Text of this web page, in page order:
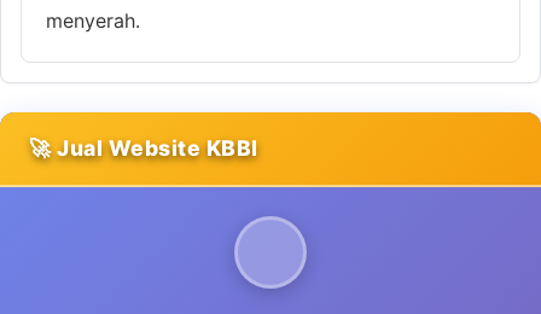
menyerah.
🚀 Jual Website KBBI